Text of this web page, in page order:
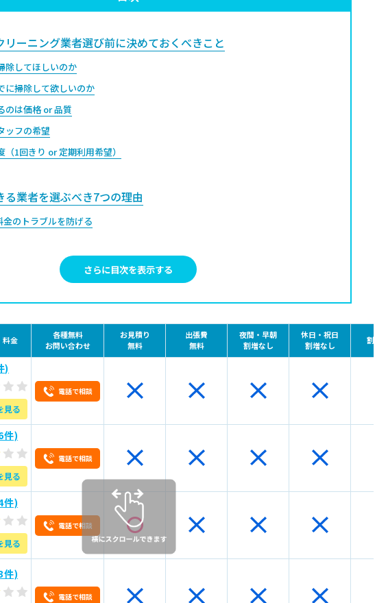
リーニング業者選び前に決めておくべきこと
除してほしいのか
に掃除して欲しいのか
のは価格 or 品質
ッフの希望
1回きり or 定期利用希望）
る業者を選ぶべき7つの理由
金のトラブルを防げる
・家財への安心感がある
償があるため万一の破損時も安心
ールや時間をしっかり守る
金体系で納得できる支払いができる
や接客対応が丁寧
7つの見極め方
金表示がある
ール対応が丁寧か
合った柔軟な対応と提案ができる
ページに作業内容・対応範囲が詳細に記載されている
の顔写真やプロフィール、研修制度を公開している
（保証）対応の有無
評価
せ時に確認すべき7つの質問
さらに目次を表示する
料金
各種無料
お問い合わせ
お見積り
無料
出張費
無料
夜間・早朝
割増なし
休日・祝日
割増なし
割引あ
)
見る
電話で相談
件)
見る
電話で相談
件)
見る
電話で相談
件)
電話で相談